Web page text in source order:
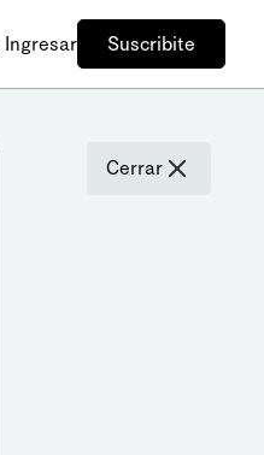
Ingresar Suscribite
Cerrar